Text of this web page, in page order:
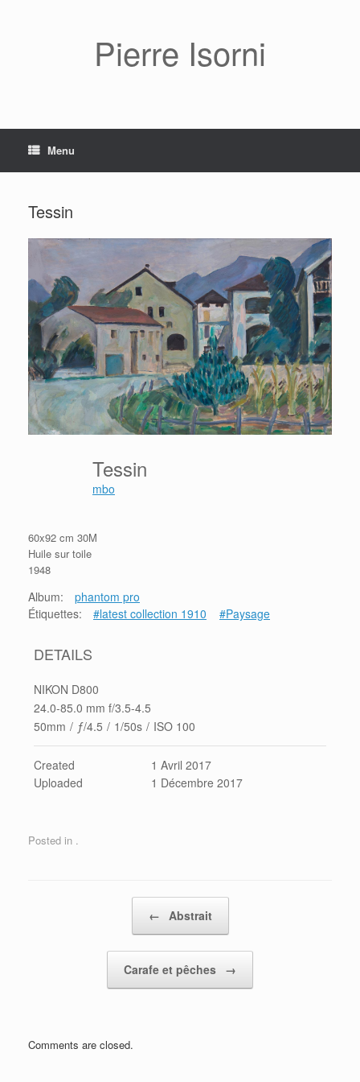
Pierre Isorni
Menu
Tessin
Tessin
mbo
60x92 cm 30M
Huile sur toile
1948
Album:
phantom pro
Étiquettes:
#latest collection 1910 #Paysage
DETAILS
NIKON D800
24.0-85.0 mm f/3.5-4.5
50mm / ƒ/4.5 / 1/50s / ISO 100
Created
1 Avril 2017
Uploaded
1 Décembre 2017
Posted in .
← Abstrait
Carafe et pêches →
Comments are closed.